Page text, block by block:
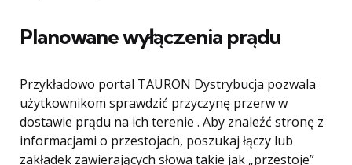
Planowane wyłączenia prądu
Przykładowo portal TAURON Dystrybucja pozwala
użytkownikom sprawdzić przyczynę przerw w
dostawie prądu na ich terenie . Aby znaleźć stronę z
informacjami o przestojach, poszukaj łączy lub
zakładek zawierających słowa takie jak „przestoje”